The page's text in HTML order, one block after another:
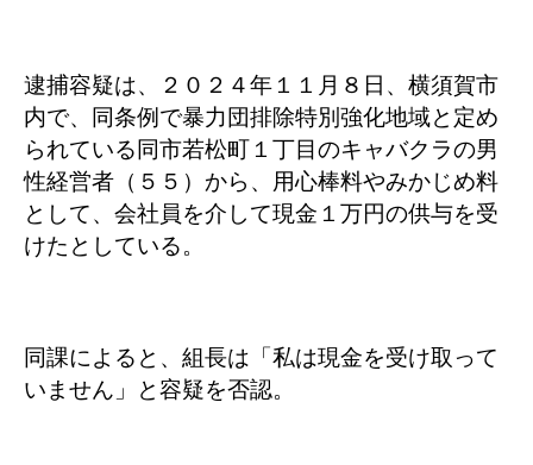
逮捕容疑は、２０２４年１１月８日、横須賀市
内で、同条例で暴力団排除特別強化地域と定め
られている同市若松町１丁目のキャバクラの男
性経営者（５５）から、用心棒料やみかじめ料
として、会社員を介して現金１万円の供与を受
けたとしている。
同課によると、組長は「私は現金を受け取って
いません」と容疑を否認。